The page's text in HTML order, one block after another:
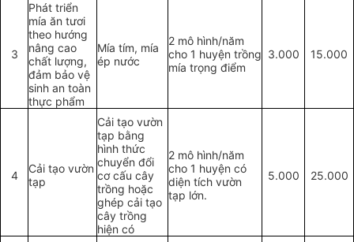
3
Phát triển
mía ăn tươi
theo hướng
nâng cao
chất lượng,
đảm bảo vệ
sinh an toàn
thực phẩm
Mía tím, mía
ép nước
2 mô hình/năm
cho 1 huyện trồng
mía trọng điểm
3.000 15.000
4
Cải tạo vườn
tạp
Cải tạo vườn
tạp bằng
hình thức
chuyển đổi
cơ cấu cây
trồng hoặc
ghép cải tạo
cây trồng
hiện có
2 mô hình/năm
cho 1 huyện có
diện tích vườn
tạp lớn.
5.000 25.000